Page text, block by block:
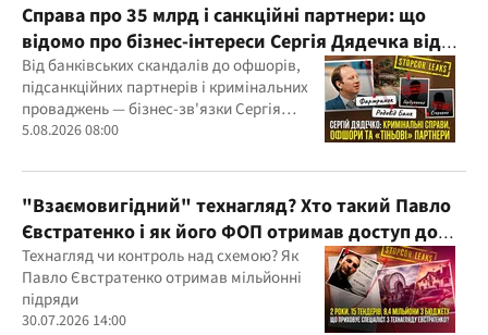
Справа про 35 млрд і санкційні партнери: що
відомо про бізнес-інтереси Сергія Дядечка від
"Родовід Банку" до "ФАРМАСЕЛ"
Від банківських скандалів до офшорів,
підсанкційних партнерів і кримінальних
проваджень — бізнес-зв'язки Сергія
Дядечка й досі простягаються через
5.08.2026 08:00
"Взаємовигідний" технагляд? Хто такий Павло
Євстратенко і як його ФОП отримав доступ до
бюджетних мільйонів?
Технагляд чи контроль над схемою? Як
Павло Євстратенко отримав мільйонні
підряди
30.07.2026 14:00